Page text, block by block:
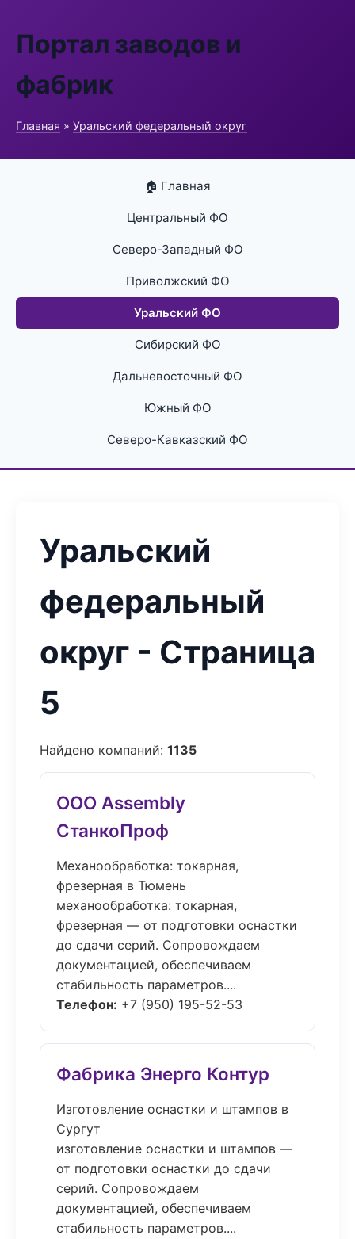
Портал заводов и
фабрик
Главная » Уральский федеральный округ
🏠 Главная
Центральный ФО
Северо-Западный ФО
Приволжский ФО
Уральский ФО
Сибирский ФО
Дальневосточный ФО
Южный ФО
Северо-Кавказский ФО
Уральский
федеральный
округ - Страница
5
Найдено компаний: 1135
ООО Assembly
СтанкоПроф
Механообработка: токарная,
фрезерная в Тюмень
механообработка: токарная,
фрезерная — от подготовки оснастки
до сдачи серий. Сопровождаем
документацией, обеспечиваем
стабильность параметров....
Телефон: +7 (950) 195-52-53
Фабрика Энерго Контур
Изготовление оснастки и штампов в
Сургут
изготовление оснастки и штампов —
от подготовки оснастки до сдачи
серий. Сопровождаем
документацией, обеспечиваем
стабильность параметров....